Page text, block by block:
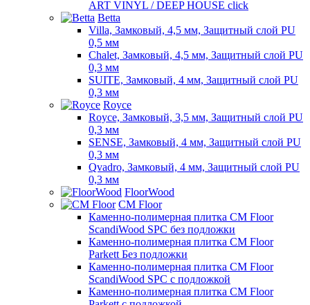
ART VINYL / DEEP HOUSE click
Betta
Villa, Замковый, 4,5 мм, Защитный слой PU
0,5 мм
Chalet, Замковый, 4,5 мм, Защитный слой PU
0,3 мм
SUITE, Замковый, 4 мм, Защитный слой PU
0,3 мм
Royce
Royce, Замковый, 3,5 мм, Защитный слой PU
0,3 мм
SENSE, Замковый, 4 мм, Защитный слой PU
0,3 мм
Qvadro, Замковый, 4 мм, Защитный слой PU
0,3 мм
FloorWood
CM Floor
Каменно-полимерная плитка CM Floor
ScandiWood SPC без подложки
Каменно-полимерная плитка CM Floor
Parkett Без подложки
Каменно-полимерная плитка CM Floor
ScandiWood SPC с подложкой
Каменно-полимерная плитка CM Floor